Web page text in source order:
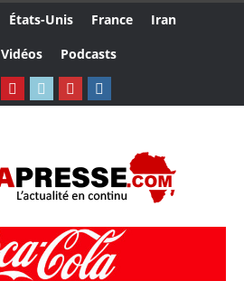
États-Unis France
Iran
Vidéos Podcasts